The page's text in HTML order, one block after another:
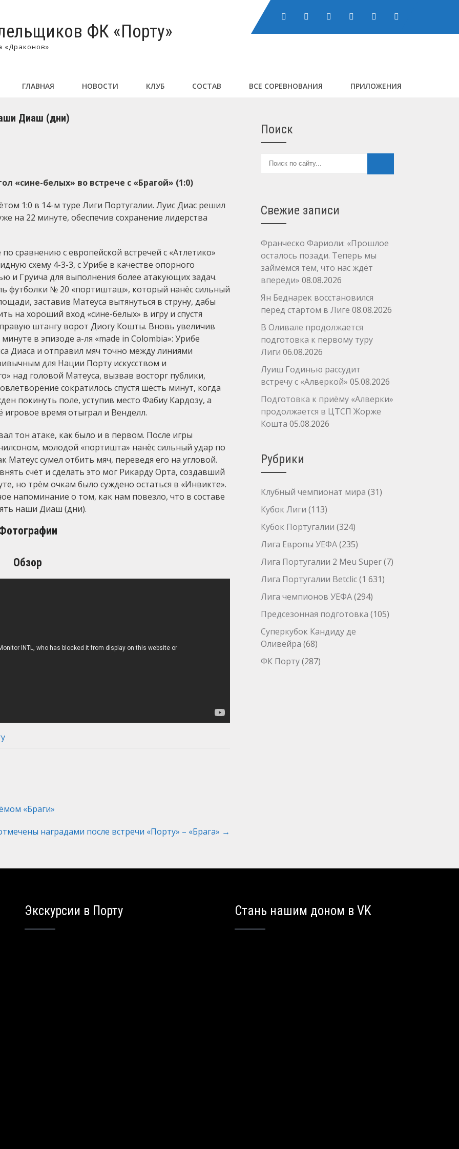
ФК «Порту»
«Драконов»
ГЛАВНАЯ НОВОСТИ КЛУБ СОСТАВ ВСЕ СОРЕВНОВАНИЯ ПРИЛОЖЕНИЯ
Диаш (дни)
«сине-белых» во встрече с «Брагой» (1:0)
1:0 в 14-м туре Лиги Португалии. Луис Диас решил
на 22 минуте, обеспечив сохранение лидерства
сравнению с европейской встречей с «Атлетико»
схему 4-3-3, с Урибе в качестве опорного
и Груича для выполнения более атакующих задач.
футболки № 20 «портишташ», который нанёс сильный
заставив Матеуса вытянуться в струну, дабы
на хороший вход «сине-белых» в игру и спустя
штангу ворот Диогу Кошты. Вновь увеличив
в эпизоде а-ля «made in Colombia»: Урибе
Диаса и отправил мяч точно между линиями
для Нации Порту искусством и
над головой Матеуса, вызвав восторг публики,
сократилось спустя шесть минут, когда
покинуть поле, уступив место Фабиу Кардозу, а
время отыграл и Венделл.
тон атаке, как было и в первом. После игры
молодой «портишта» нанёс сильный удар по
Матеус сумел отбить мяч, переведя его на угловой.
счёт и сделать это мог Рикарду Орта, создавший
но трём очкам было суждено остаться в «Инвикте».
напоминание о том, как нам повезло, что в составе
наши Диаш (дни).
Обзор
«Браги»
наградами после встречи «Порту» – «Брага» →
Поиск
Свежие записи
Франческо Фариоли: «Прошлое
осталось позади. Теперь мы
займёмся тем, что нас ждёт
впереди» 08.08.2026
Ян Беднарек восстановился
перед стартом в Лиге 08.08.2026
В Оливале продолжается
подготовка к первому туру
Лиги 06.08.2026
Луиш Годинью рассудит
встречу с «Алверкой» 05.08.2026
Подготовка к приёму «Алверки»
продолжается в ЦТСП Жорже
Кошта 05.08.2026
Рубрики
Клубный чемпионат мира (31)
Кубок Лиги (113)
Кубок Португалии (324)
Лига Европы УЕФА(235)
Лига Португалии 2 Meu Super(7)
Лига Португалии Betclic(1 631)
Лига чемпионов УЕФА(294)
Предсезонная подготовка (105)
Суперкубок Кандиду де
Оливейра (68)
ФК Порту(287)
Экскурсии в Порту Стань нашим доном в VK